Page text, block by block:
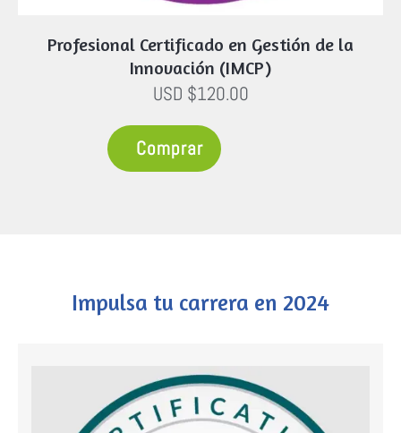
Profesional Certificado en Gestión de la
Innovación (IMCP)
USD $120.00
Comprar
Impulsa tu carrera en 2024